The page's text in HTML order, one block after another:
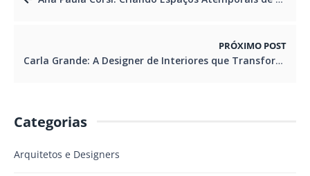
PRÓXIMO POST
Carla Grande: A Designer de Interiores que Transforma Sonhos em Realidade
Categorias
Arquitetos e Designers